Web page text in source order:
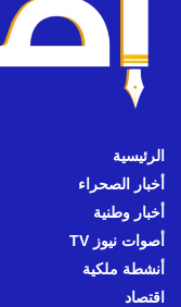
الرئيسية
أخبار الصحراء
أخبار وطنية
أصوات نيوز TV
أنشطة ملكية
اقتصاد